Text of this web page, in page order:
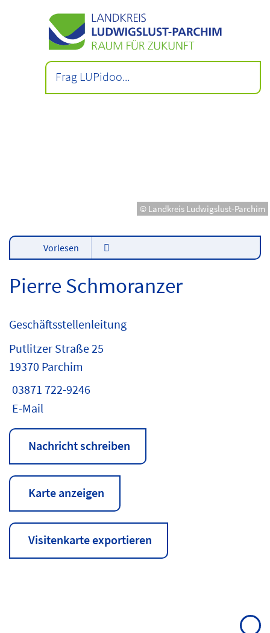
© Landkreis Ludwigslust-Parchim
Vorlesen
Pierre Schmoranzer
Geschäftsstellenleitung
Putlitzer Straße 25
19370 Parchim
03871 722-9246
E-Mail
Nachricht schreiben
Karte anzeigen
Visitenkarte exportieren